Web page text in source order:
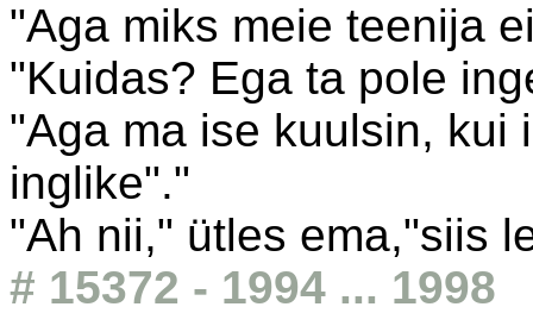
"Aga miks meie teenija
"Kuidas? Ega ta pole
"Aga ma ise kuulsin, kui
inglike"."
"Ah nii," ütles ema,"siis
# 15372 - 1994 ... 1998